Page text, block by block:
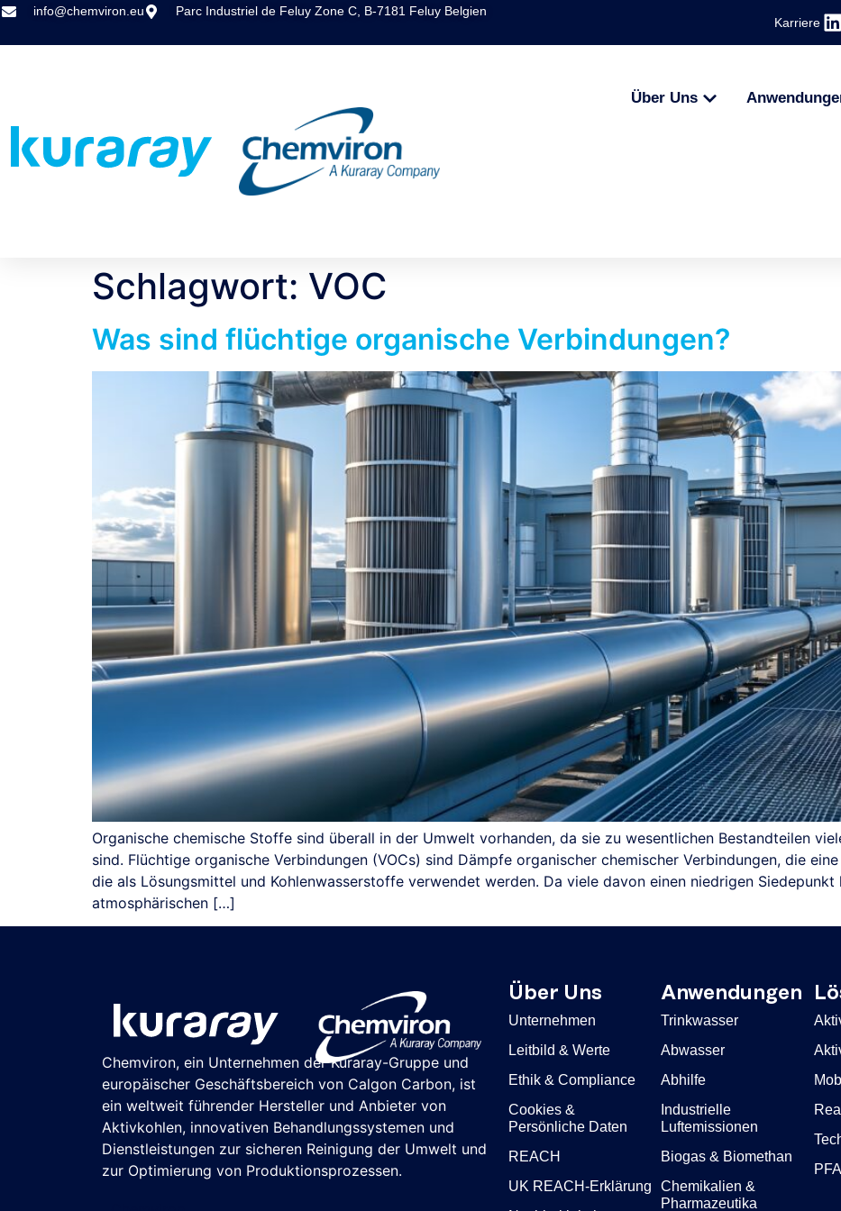
info@chemviron.eu Parc Industriel de Feluy Zone C, B-7181 Feluy Belgien
Karriere
Über Uns
Schlagwort: VOC
Was sind flüchtige organische Verbindungen?
Organische chemische Stoffe sind überall in der Umwelt vorhanden, da sie zu wesentlichen Bestandteilen
sind. Flüchtige organische Verbindungen (VOCs) sind Dämpfe organischer chemischer Verbindungen, die
die als Lösungsmittel und Kohlenwasserstoffe verwendet werden. Da viele davon einen niedrigen Siedepunkt
atmosphärischen […]
Chemviron, ein Unternehmen der Kuraray-Gruppe und
europäischer Geschäftsbereich von Calgon Carbon, ist
ein weltweit führender Hersteller und Anbieter von
Aktivkohlen, innovativen Behandlungssystemen und
Dienstleistungen zur sicheren Reinigung der Umwelt und
zur Optimierung von Produktionsprozessen.
Über Uns
Unternehmen
Leitbild & Werte
Ethik & Compliance
Cookies &
Persönliche Daten
REACH
UK REACH-Erklärung
Anwendungen
Trinkwasser
Abwasser
Abhilfe
Industrielle
Luftemissionen
Biogas & Biomethan
Chemikalien &
Pharmazeutika